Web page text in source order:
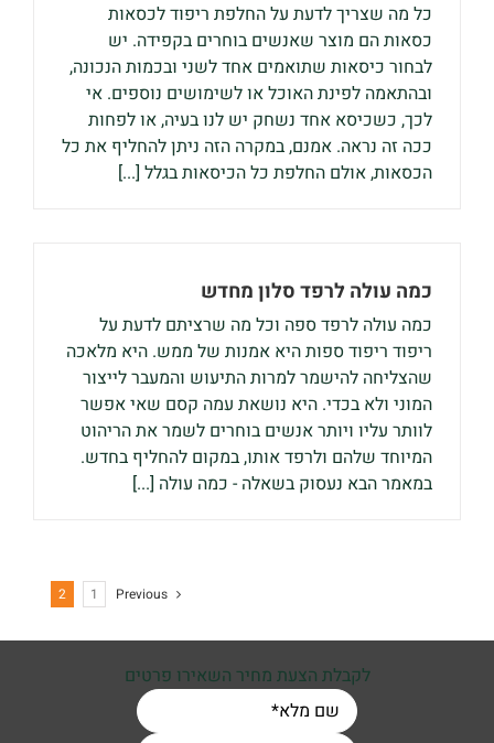
כל מה שצריך לדעת על החלפת ריפוד לכסאות
כסאות הם מוצר שאנשים בוחרים בקפידה. יש
לבחור כיסאות שתואמים אחד לשני ובכמות הנכונה,
ובהתאמה לפינת האוכל או לשימושים נוספים. אי
לכך, כשכיסא אחד נשחק יש לנו בעיה, או לפחות
ככה זה נראה. אמנם, במקרה הזה ניתן להחליף את כל
הכסאות, אולם החלפת כל הכיסאות בגלל [...]
כמה עולה לרפד סלון מחדש
כמה עולה לרפד ספה וכל מה שרציתם לדעת על
ריפוד ריפוד ספות היא אמנות של ממש. היא מלאכה
שהצליחה להישמר למרות התיעוש והמעבר לייצור
המוני ולא בכדי. היא נושאת עמה קסם שאי אפשר
לוותר עליו ויותר אנשים בוחרים לשמר את הריהוט
המיוחד שלהם ולרפד אותו, במקום להחליף בחדש.
במאמר הבא נעסוק בשאלה - כמה עולה [...]
Previous
1
2
לקבלת הצעת מחיר השאירו פרטים